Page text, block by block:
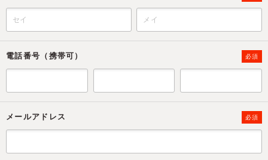
電話番号（携帯可） 必須
メールアドレス 必須